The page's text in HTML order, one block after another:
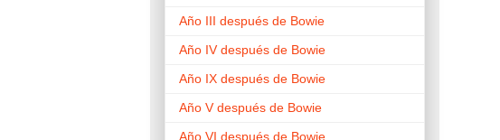
Año III después de Bowie
Año IV después de Bowie
Año IX después de Bowie
Año V después de Bowie
Año VI después de Bowie